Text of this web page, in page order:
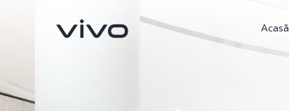
Acasă